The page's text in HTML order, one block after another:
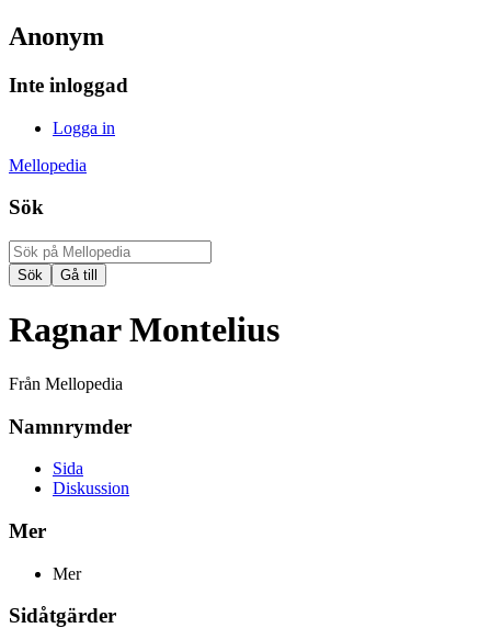
Anonym
Inte inloggad
Logga in
Mellopedia
Sök
Ragnar Montelius
Från Mellopedia
Namnrymder
Sida
Diskussion
Mer
Mer
Sidåtgärder